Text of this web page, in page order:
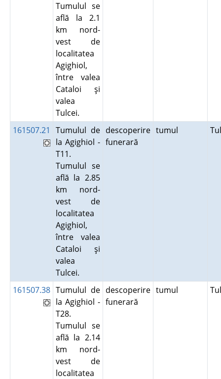
Tumulul se
află la 2.1
km nord-
vest de
localitatea
Agighiol,
între valea
Cataloi şi
valea
Tulcei.
161507.21
Tumulul de
la Agighiol -
T11.
Tumulul se
află la 2.85
km nord-
vest de
localitatea
Agighiol,
între valea
Cataloi şi
valea
Tulcei.
descoperire
funerară
tumul
161507.38 Tumulul de
la Agighiol -
T28.
Tumulul se
află la 2.14
km nord-
vest de
localitatea
descoperire
funerară
tumul